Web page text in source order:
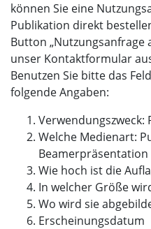
können Sie eine
Publikation direkt
Button „Nutzungsanfrage
unser Kontaktformular
Benutzen Sie bitte das
folgende Angaben:
Verwendungszweck:
Welche Medienart:
Beamerpräsentation
Wie hoch ist die
In welcher Größe
Wo wird sie
Erscheinungsdatum